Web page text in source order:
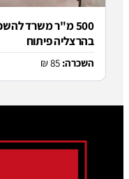
משרד להשכרה בגמר
חניה: